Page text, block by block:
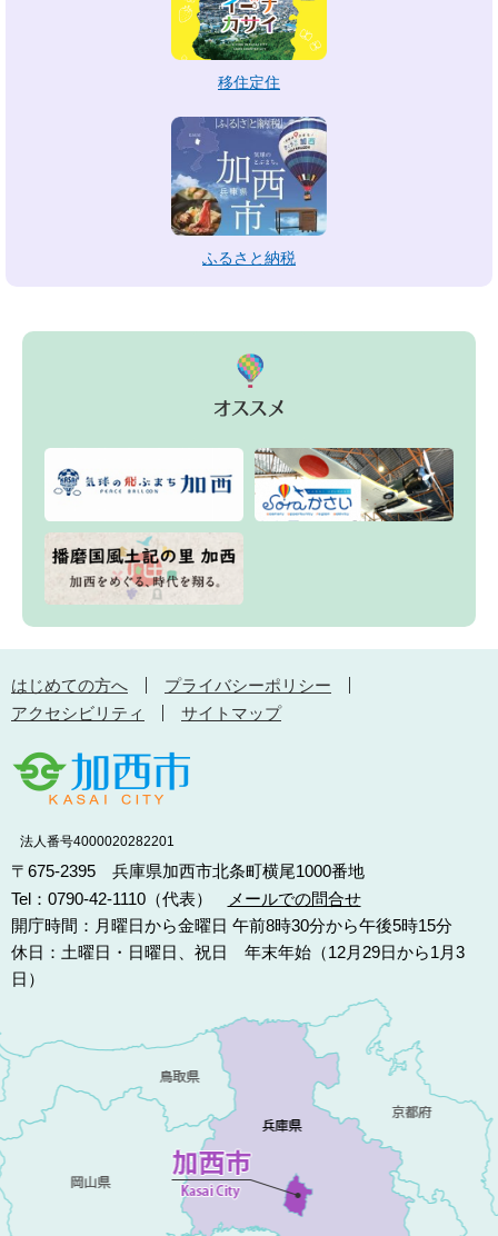
移住定住
ふるさと納税
はじめての方へ
プライバシーポリシー
アクセシビリティ
サイトマップ
法人番号4000020282201
〒675-2395 兵庫県加西市北条町横尾1000番地
Tel：0790-42-1110（代表）
メールでの問合せ
開庁時間：月曜日から金曜日 午前8時30分から午後5時15分
休日：土曜日・日曜日、祝日 年末年始（12月29日から1月3
日）